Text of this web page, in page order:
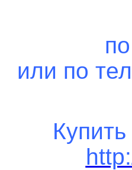
или по